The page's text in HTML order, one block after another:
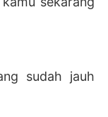
sudah jauh